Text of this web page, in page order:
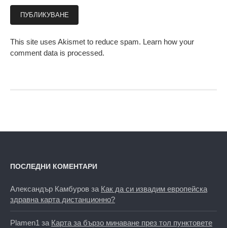
This site uses Akismet to reduce spam. Learn how your
comment data is processed.
ПОСЛЕДНИ КОМЕНТАРИ
Александър Камбуров за Как да си извадим европейска
здравна карта дистанционно?
Plamen1 за Карта за бързо минаване през тол пунктовете